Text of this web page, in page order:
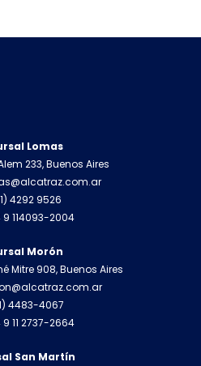
Lomas
233, Buenos Aires
4292 9526
114093-2004
Morón
Mitre 908, Buenos Aires
4483-4067
11 2737-2664
San Martín